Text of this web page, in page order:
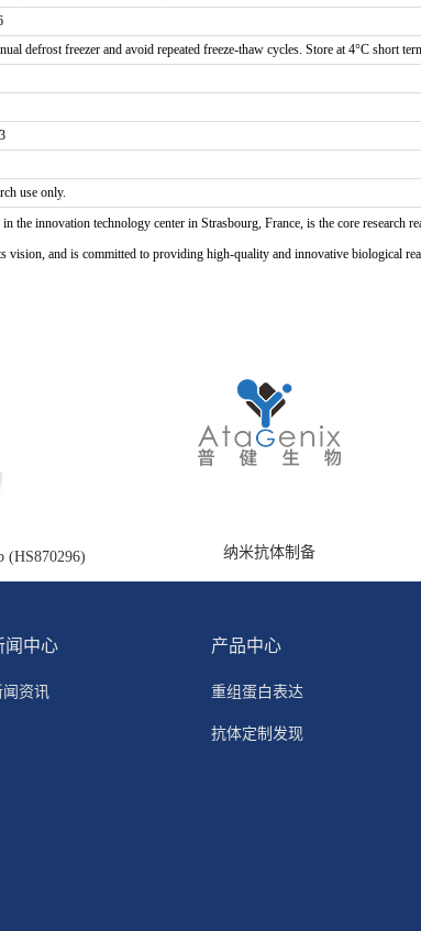
defrost freezer and avoid repeated freeze-thaw cycles. Store at 4°C short
use only.
the innovation technology center in Strasbourg, France, is the core
and is committed to providing high-quality and innovative biological
(HS870296) 纳米抗体制备
闻中心
闻资讯
产品中心
重组蛋白表达
抗体定制发现